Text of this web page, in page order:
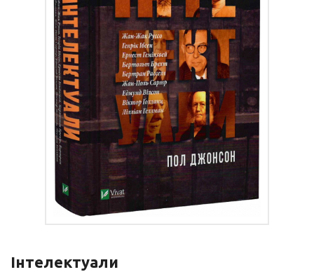
Інтелектуали